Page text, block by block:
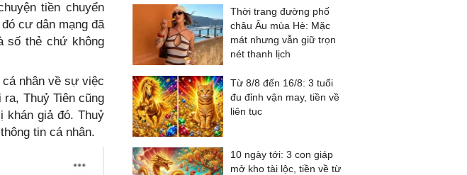
tiền chuyển
cư dân mạng đã
số thẻ chứ không
nhân về sự việc
Thuỷ Tiên cũng
khán giả đó. Thuỷ
tin cá nhân.
Thời trang đường phố
châu Âu mùa Hè: Mặc
mát nhưng vẫn giữ trọn
nét thanh lịch
Từ 8/8 đến 16/8: 3 tuổi
đu đỉnh vận may, tiền về
liên tục
10 ngày tới: 3 con giáp
mở kho tài lộc, tiền về từ